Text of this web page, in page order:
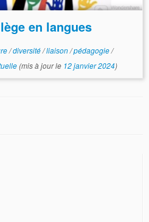
en langues
/diversité/liaison/pédagogie/
(mis à jour le 12 janvier 2024)